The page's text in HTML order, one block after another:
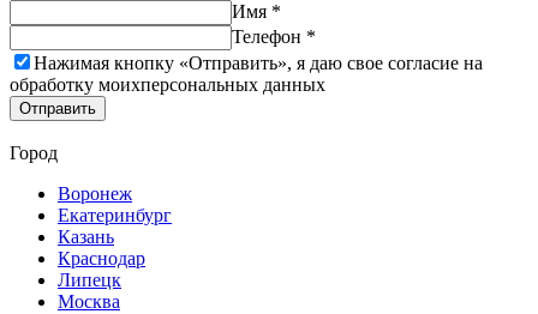
Имя *
Телефон *
Нажимая кнопку «Отправить», я даю свое согласие на
обработку моихперсональных данных
Отправить
Город
Воронеж
Екатеринбург
Казань
Краснодар
Липецк
Москва